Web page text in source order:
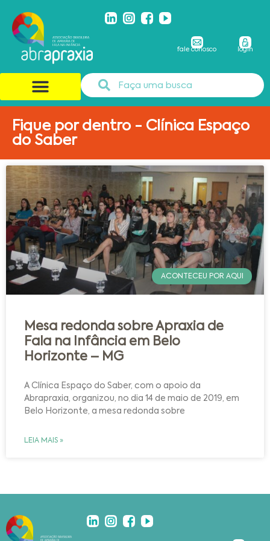
fale conosco login
Fique por dentro - Clínica Espaço
do Saber
ACONTECEU POR AQUI
Mesa redonda sobre Apraxia de
Fala na Infância em Belo
Horizonte – MG
A Clínica Espaço do Saber, com o apoio da
Abrapraxia, organizou, no dia 14 de maio de 2019, em
Belo Horizonte, a mesa redonda sobre
LEIA MAIS »